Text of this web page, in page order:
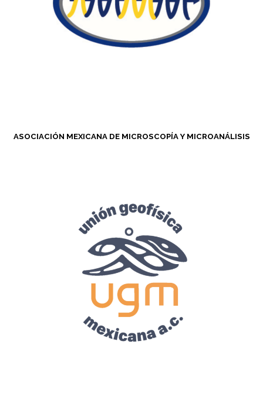
ASOCIACIÓN MEXICANA DE MICROSCOPÍA Y MICROANÁLISIS